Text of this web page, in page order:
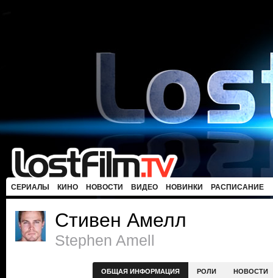
СЕРИАЛЫ КИНО НОВОСТИ ВИДЕО НОВИНКИ РАСПИСАНИЕ
Стивен Амелл
Stephen Amell
ОБЩАЯ ИНФОРМАЦИЯ РОЛИ НОВОСТИ